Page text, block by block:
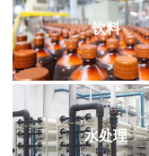
饮料
水处理